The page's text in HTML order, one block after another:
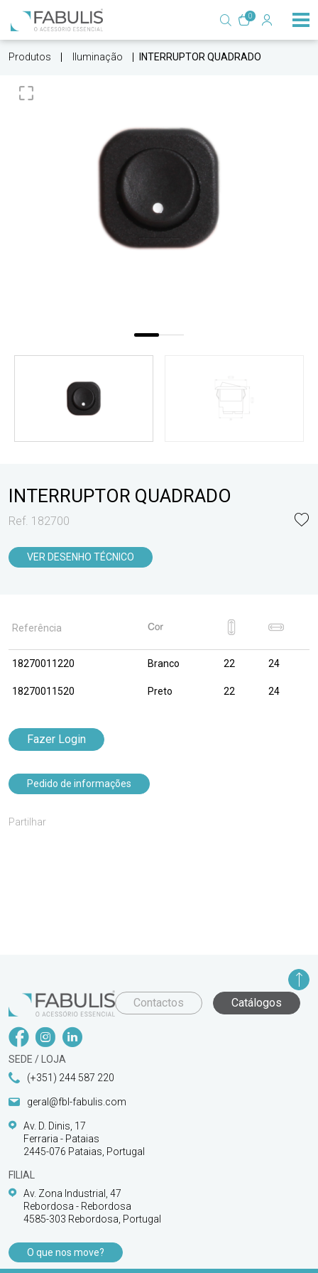
0
Produtos Iluminação INTERRUPTOR QUADRADO
INTERRUPTOR QUADRADO
Ref. 182700
VER DESENHO TÉCNICO
Referência
18270011220 Branco 22 24
18270011520 Preto 22 24
Fazer Login
Pedido de informações
Partilhar
Contactos Catálogos
SEDE / LOJA
(+351) 244 587 220
geral@fbl-fabulis.com
Av. D. Dinis, 17
Ferraria - Pataias
2445-076 Pataias, Portugal
FILIAL
Av. Zona Industrial, 47
Rebordosa - Rebordosa
4585-303 Rebordosa, Portugal
O que nos move?